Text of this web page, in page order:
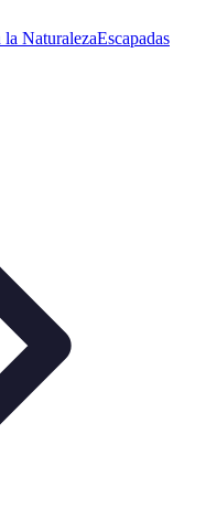
la NaturalezaEscapadas